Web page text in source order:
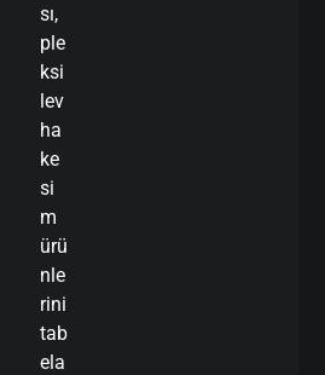
sı,
ple
ksi
lev
ha
ke
si
m
ürü
nle
rini
tab
ela